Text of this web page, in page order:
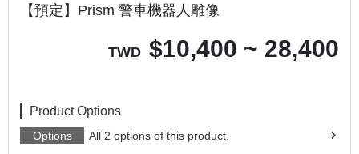
【預定】Prism 警車機器人雕像
TWD $10,400 ~ 28,400
Product Options
Options All 2 options of this product.